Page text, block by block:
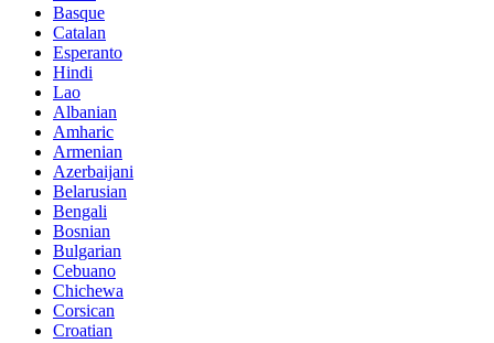
Basque
Catalan
Esperanto
Hindi
Lao
Albanian
Amharic
Armenian
Azerbaijani
Belarusian
Bengali
Bosnian
Bulgarian
Cebuano
Chichewa
Corsican
Croatian